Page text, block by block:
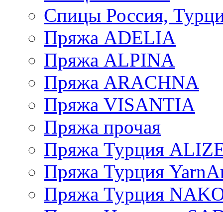
Спицы Россия,
Пряжа ADELIA
Пряжа ALPINA
Пряжа ARACHNA
Пряжа VISANTIA
Пряжа прочая
Пряжа Турция
Пряжа Турция
Пряжа Турция